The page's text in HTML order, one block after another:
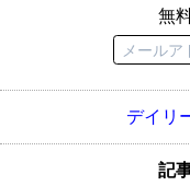
無
デイリ
記